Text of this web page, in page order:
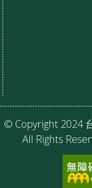
© Copyright 2024
All Rights